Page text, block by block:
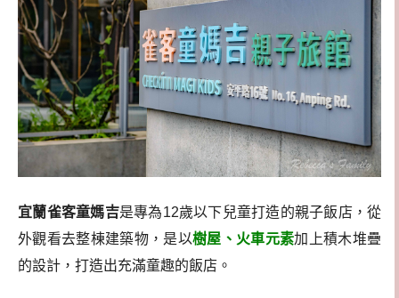
宜蘭雀客童媽吉是專為12歲以下兒童打造的親子飯店，從
外觀看去整棟建築物，是以樹屋、火車元素加上積木堆疊
的設計，打造出充滿童趣的飯店。